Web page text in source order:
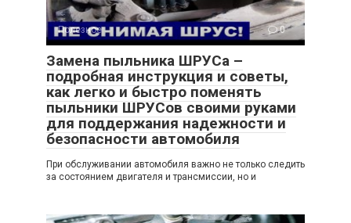
Полезное 0
Замена пыльника ШРУСа –
подробная инструкция и советы,
как легко и быстро поменять
пыльники ШРУСов своими руками
для поддержания надежности и
безопасности автомобиля
При обслуживании автомобиля важно не только следить
за состоянием двигателя и трансмиссии, но и